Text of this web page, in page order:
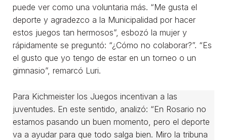
puede ver como una voluntaria más. “Me gusta el
deporte y agradezco a la Municipalidad por hacer
estos juegos tan hermosos”, esbozó la mujer y
rápidamente se preguntó: “¿Cómo no colaborar?”. “Es
el gusto que yo tengo de estar en un torneo o un
gimnasio”, remarcó Luri.
Para Kichmeister los Juegos incentivan a las
juventudes. En este sentido, analizó: “En Rosario no
estamos pasando un buen momento, pero el deporte
va a ayudar para que todo salga bien. Miro la tribuna